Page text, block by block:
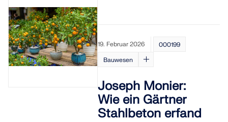
19. Februar 2026
000199
Bauwesen
Joseph Monier:
Wie ein Gärtner
Stahlbeton erfand